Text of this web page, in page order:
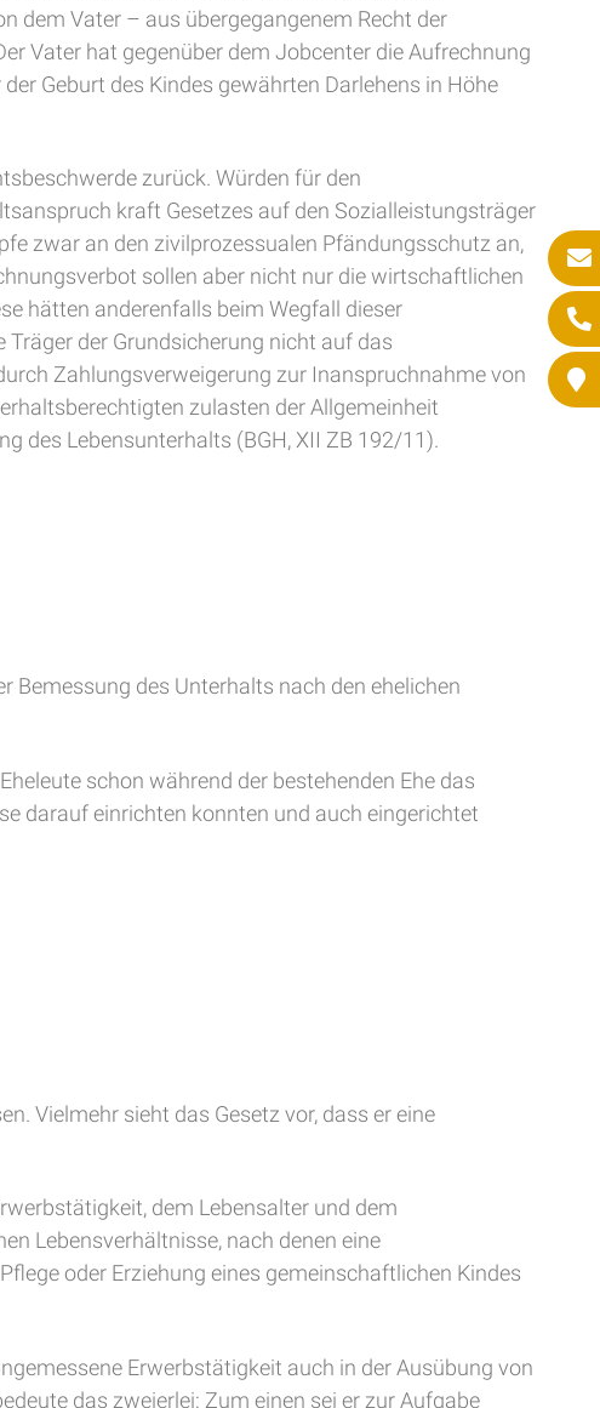
dem Vater – aus übergegangenem Recht der
Vater hat gegenüber dem Jobcenter die Aufrechnung
Geburt des Kindes gewährten Darlehens in Höhe
zurück. Würden für den
kraft Gesetzes auf den Sozialleistungsträger
zwar an den zivilprozessualen Pfändungsschutz an,
sollen aber nicht nur die wirtschaftlichen
hätten anderenfalls beim Wegfall dieser
der Grundsicherung nicht auf das
Zahlungsverweigerung zur Inanspruchnahme von
zulasten der Allgemeinheit
des Lebensunterhalts (BGH, XII ZB 192/11).
Bemessung des Unterhalts nach den ehelichen
schon während der bestehenden Ehe das
darauf einrichten konnten und auch eingerichtet
Vielmehr sieht das Gesetz vor, dass er eine
dem Lebensalter und dem
Lebensverhältnisse, nach denen eine
oder Erziehung eines gemeinschaftlichen Kindes
Erwerbstätigkeit auch in der Ausübung von
das zweierlei: Zum einen sei er zur Aufgabe